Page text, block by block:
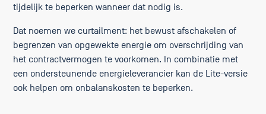
tijdelijk te beperken wanneer dat nodig is.
Dat noemen we curtailment: het bewust afschakelen of
begrenzen van opgewekte energie om overschrijding van
het contractvermogen te voorkomen. In combinatie met
een ondersteunende energieleverancier kan de Lite-versie
ook helpen om onbalanskosten te beperken.